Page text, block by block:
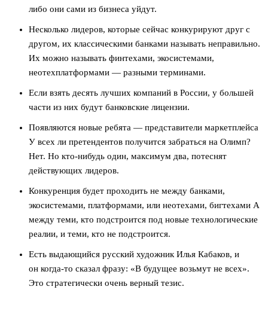
либо они сами из бизнеса уйдут.
Несколько лидеров, которые сейчас конкурируют друг с
другом, их классическими банками называть неправильно.
Их можно называть финтехами, экосистемами,
неотехплатформами — разными терминами.
Если взять десять лучших компаний в России, у большей
части из них будут банковские лицензии.
Появляются новые ребята — представители маркетплейса
У всех ли претендентов получится забраться на Олимп?
Нет. Но кто-нибудь один, максимум два, потеснят
действующих лидеров.
Конкуренция будет проходить не между банками,
экосистемами, платформами, или неотехами, бигтехами А
между теми, кто подстроится под новые технологические
реалии, и теми, кто не подстроится.
Есть выдающийся русский художник Илья Кабаков, и
он когда-то сказал фразу: «В будущее возьмут не всех».
Это стратегически очень верный тезис.